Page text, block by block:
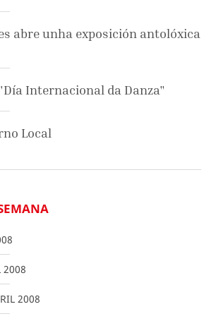
abre unha exposición antolóxica
Internacional da Danza"
Local
2008
2008